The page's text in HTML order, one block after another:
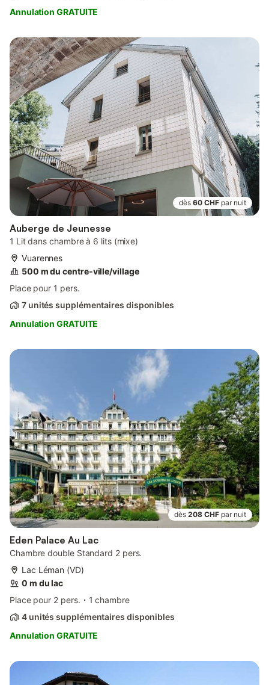
Annulation GRATUITE
dès 60 CHF par nuit
Auberge de Jeunesse
1 Lit dans chambre à 6 lits (mixe)
Vuarennes
500 m du centre-ville/village
Place pour 1 pers.
7 unités supplémentaires disponibles
Annulation GRATUITE
dès 208 CHF par nuit
Eden Palace Au Lac
Chambre double Standard 2 pers.
Lac Léman (VD)
0 m du lac
Place pour 2 pers.
1 chambre
4 unités supplémentaires disponibles
Annulation GRATUITE